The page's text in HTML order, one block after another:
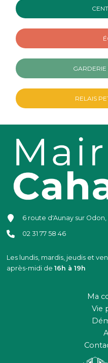
RELAIS
6 route d'Aunay sur
02 31 77 58 46
Les lundis, mardis, jeudis et
après-midi de16h à 19h
Ma
Vie